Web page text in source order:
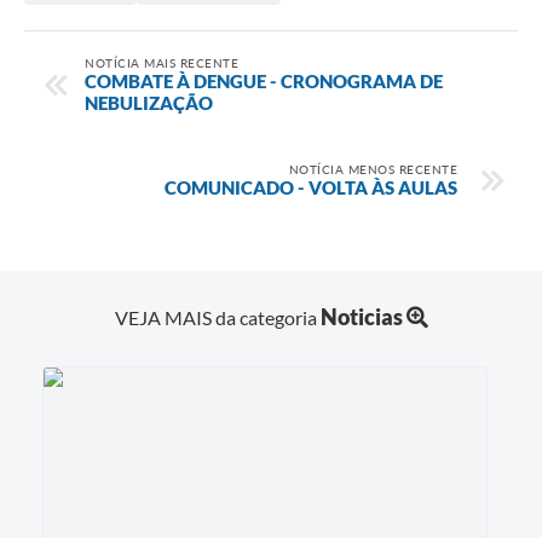
NOTÍCIA MAIS RECENTE
COMBATE À DENGUE - CRONOGRAMA DE
NEBULIZAÇÃO
NOTÍCIA MENOS RECENTE
COMUNICADO - VOLTA ÀS AULAS
VEJA MAIS da categoria Noticias